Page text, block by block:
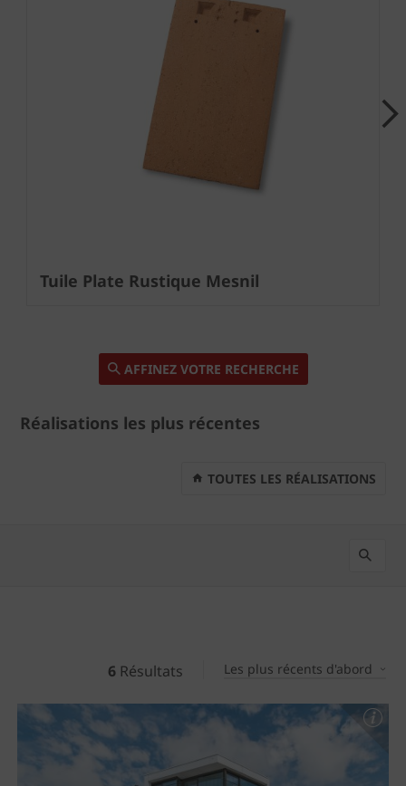
Tuile Plate Rustique Mesnil
AFFINEZ VOTRE RECHERCHE
Réalisations les plus récentes
TOUTES LES RÉALISATIONS
6 Résultats Les plus récents d'abord